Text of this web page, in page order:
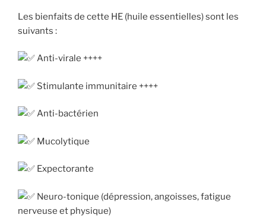
Les bienfaits de cette HE (huile essentielles) sont les
suivants :
Anti-virale ++++
Stimulante immunitaire ++++
Anti-bactérien
Mucolytique
Expectorante
Neuro-tonique (dépression, angoisses, fatigue
nerveuse et physique)